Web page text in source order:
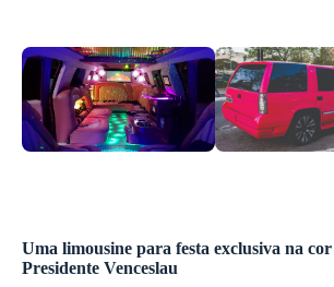
Uma limousine para festa exclusiva na
Presidente Venceslau